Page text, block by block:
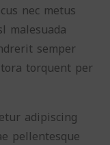
nec metus
malesuada
semper
torquent per
adipiscing
pellentesque